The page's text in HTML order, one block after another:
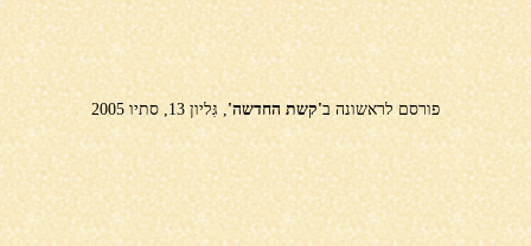
פורסם לראשונה ב'קשת החדשה', גִּליון 13, סתיו 2005